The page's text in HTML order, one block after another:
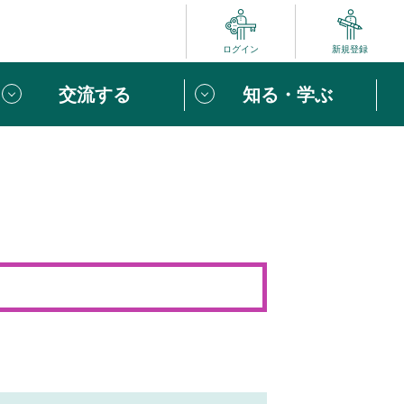
ログイン 新規登録
めての方へ
けたい６つのこと
交流する 知る・学ぶ
ュー
の一歩